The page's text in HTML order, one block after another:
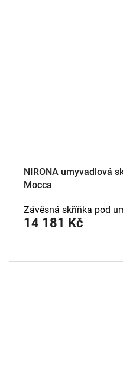
NIRONA umyvadlová
Mocca
14 181 Kč
Závěsná skříňka pod